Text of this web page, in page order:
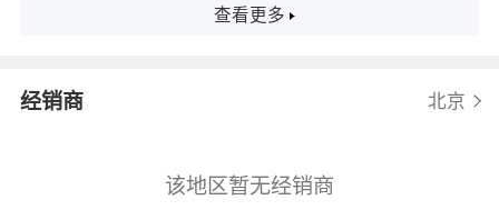
查看更多
经销商 北京
该地区暂无经销商